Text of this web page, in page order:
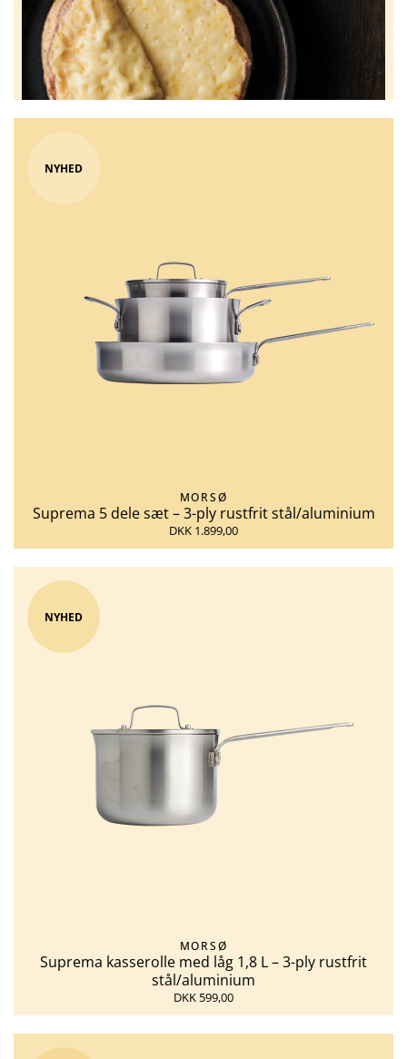
NYHED
MORSØ
Suprema 5 dele sæt – 3-ply rustfrit stål/aluminium
DKK 1.899,00
NYHED
MORSØ
Suprema kasserolle med låg 1,8 L – 3-ply rustfrit
stål/aluminium
DKK 599,00